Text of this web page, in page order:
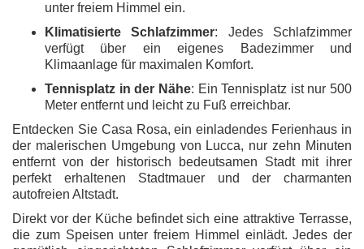
unter freiem Himmel ein.
Klimatisierte Schlafzimmer: Jedes Schlafzimmer
verfügt über ein eigenes Badezimmer und
Klimaanlage für maximalen Komfort.
Tennisplatz in der Nähe: Ein Tennisplatz ist nur 500
Meter entfernt und leicht zu Fuß erreichbar.
Entdecken Sie Casa Rosa, ein einladendes Ferienhaus in
der malerischen Umgebung von Lucca, nur zehn Minuten
entfernt von der historisch bedeutsamen Stadt mit ihrer
perfekt erhaltenen Stadtmauer und der charmanten
autofreien Altstadt.
Direkt vor der Küche befindet sich eine attraktive Terrasse,
die zum Speisen unter freiem Himmel einlädt. Jedes der